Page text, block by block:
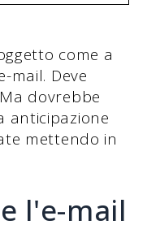
come a
mail. Deve
dovrebbe
anticipazione
mettendo in
l'e-mail